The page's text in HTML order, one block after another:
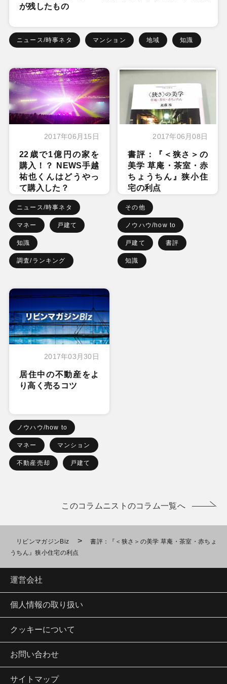
が残したもの
ニュース/時事ネタ マンション 地域 知識
2017年06月15日
22歳で1億円の家を
購入！？ NEWS手越
祐也くんはどうやっ
て購入した？
ニュース/時事ネタ
マネー 戸建て
知識
調査/ランキング
2017年06月08日
書評：『＜狭さ＞の
美学 草庵・茶室・赤
ちょうちん』狭小住
宅の利点
その他
ノウハウ/how to
戸建て 書評
知識
2017年03月30日
居住中の不動産をよ
り高く売るコツ
ノウハウ/how to
マネー マンション
不動産売却 戸建て
このコラムニストのコラム一覧へ
リビンマガジンBiz >
書評：『＜狭さ＞の美学 草庵・茶室・赤ちょ
うちん』狭小住宅の利点
運営会社
個人情報の取り扱い
クッキーについて
お問い合わせ
サイトマップ